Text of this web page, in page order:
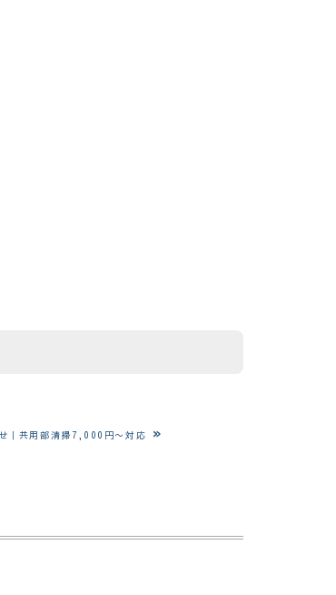
｜共用部清掃7,000円〜対応 »